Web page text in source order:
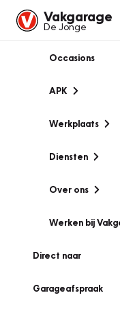
Vakgarage
De Jonge
Occasions
APK
Werkplaats
Diensten
Over ons
Werken bij
Direct naar
Garageafspraak